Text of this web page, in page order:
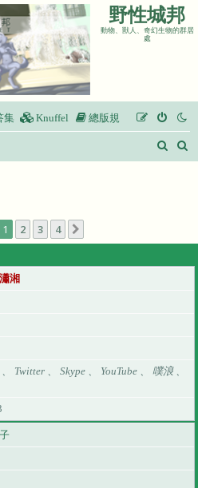
野性城邦
動物、獸人、奇幻生物的群居
處
集 Knuffel 總版規
搜
1 2 3 4
湘
Twitter 、 Skype 、 YouTube 、 噗浪 、